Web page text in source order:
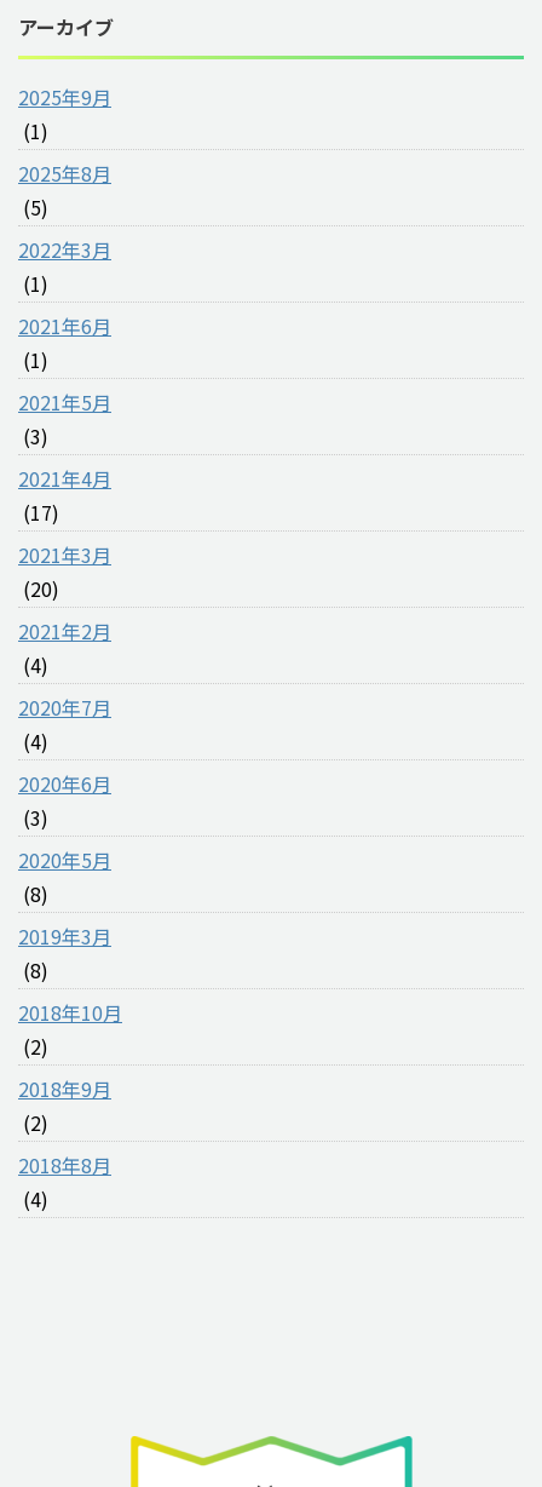
アーカイブ
2025年9月
(1)
2025年8月
(5)
2022年3月
(1)
2021年6月
(1)
2021年5月
(3)
2021年4月
(17)
2021年3月
(20)
2021年2月
(4)
2020年7月
(4)
2020年6月
(3)
2020年5月
(8)
2019年3月
(8)
2018年10月
(2)
2018年9月
(2)
2018年8月
(4)